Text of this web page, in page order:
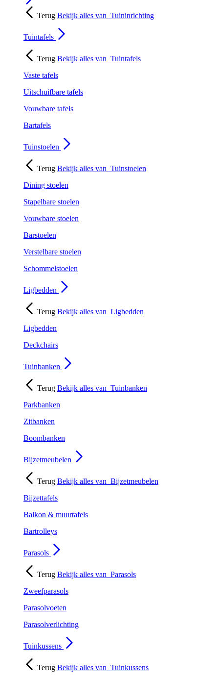
Terug Bekijk alles van Tuininrichting
Tuintafels
Terug Bekijk alles van Tuintafels
Vaste tafels
Uitschuifbare tafels
Vouwbare tafels
Bartafels
Tuinstoelen
Terug Bekijk alles van Tuinstoelen
Dining stoelen
Stapelbare stoelen
Vouwbare stoelen
Barstoelen
Verstelbare stoelen
Schommelstoelen
Ligbedden
Terug Bekijk alles van Ligbedden
Ligbedden
Deckchairs
Tuinbanken
Terug Bekijk alles van Tuinbanken
Parkbanken
Zitbanken
Boombanken
Bijzetmeubelen
Terug Bekijk alles van Bijzetmeubelen
Bijzettafels
Balkon & muurtafels
Bartrolleys
Parasols
Terug Bekijk alles van Parasols
Zweefparasols
Parasolvoeten
Parasolverlichting
Tuinkussens
Terug Bekijk alles van Tuinkussens